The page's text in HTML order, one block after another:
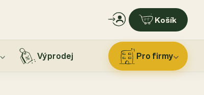
Košík
Výprodej Pro firmy